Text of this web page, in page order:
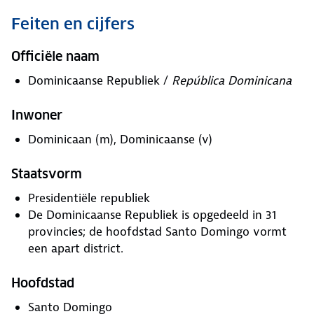
Feiten en cijfers
Officiële naam
Dominicaanse Republiek / República Dominicana
Inwoner
Dominicaan (m), Dominicaanse (v)
Staatsvorm
Presidentiële republiek
De Dominicaanse Republiek is opgedeeld in 31
provincies; de hoofdstad Santo Domingo vormt
een apart district.
Hoofdstad
Santo Domingo